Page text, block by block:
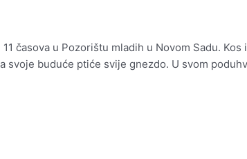
časova u Pozorištu mladih u Novom Sadu.
svoje buduće ptiće svije gnezdo. U svom